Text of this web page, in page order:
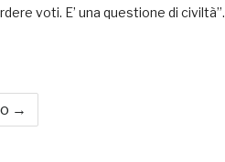
voti. E’ una questione di civiltà”.
→